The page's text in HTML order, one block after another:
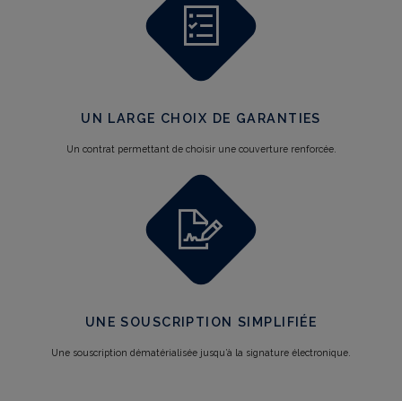
UN LARGE CHOIX DE GARANTIES
Un contrat permettant de choisir une couverture renforcée.
UNE SOUSCRIPTION SIMPLIFIÉE
Une souscription dématérialisée jusqu’à la signature électronique.